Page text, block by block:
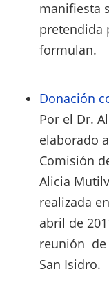
manifiesta
pretendida
formulan.
Donación
Por el Dr.
elaborado
Comisión
Alicia
realizada
abril de
reunión de
San Isidro.